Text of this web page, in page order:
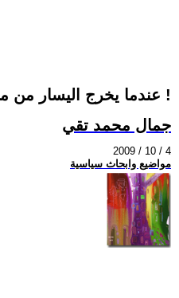
عندما يخرج اليسار من مساره !
جمال محمد تقي
2009 / 10 / 4
مواضيع وابحاث سياسية